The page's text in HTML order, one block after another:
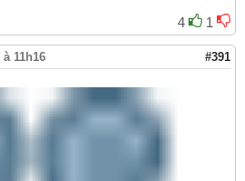
4
1
à 11h16 #391